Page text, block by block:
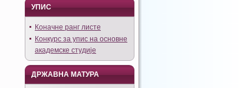
УПИС
Коначне ранг листе
Конкурс за упис на основне
академске студије
ДРЖАВНА МАТУРА